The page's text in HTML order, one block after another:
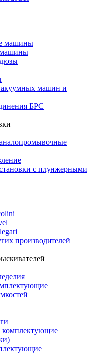
машины
машин и
БРС
с плунжерными
производителей
комплектующие